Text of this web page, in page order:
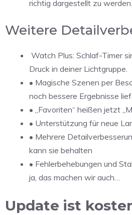
richtig dargestellt zu werden.
Weitere
Watch Plus: Schlaf-Timer
Druck in deiner Lichtgruppe.
• Magische Szenen per
noch bessere Ergebnisse
• „Favoriten“ heißen jetzt
• Unterstützung für neue
• Mehrere
kann sie behalten
• Fehlerbehebungen und
ja, das machen wir auch…
Update ist